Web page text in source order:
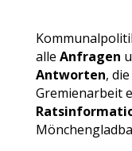
alle Anfragen
Antworten,
Gremienarbeit